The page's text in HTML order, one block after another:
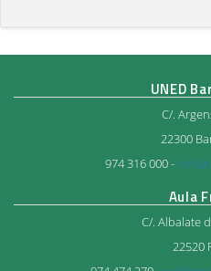
UNED
C/.
22300
974 316 000 -
Aula
C/. Albalate
22520